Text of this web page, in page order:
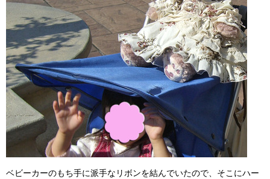
ベビーカーのもち手に派手なリボンを結んでいたので、そこにハー